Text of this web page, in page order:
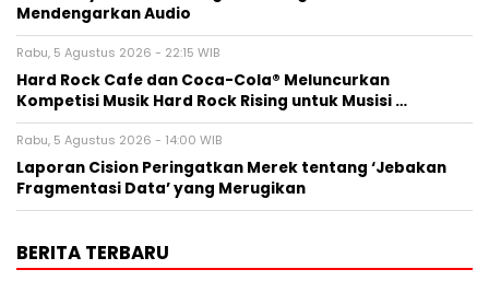
Mendengarkan Audio
Rabu, 5 Agustus 2026 - 22:15 WIB
Hard Rock Cafe dan Coca-Cola® Meluncurkan
Kompetisi Musik Hard Rock Rising untuk Musisi …
Rabu, 5 Agustus 2026 - 14:00 WIB
Laporan Cision Peringatkan Merek tentang ‘Jebakan
Fragmentasi Data’ yang Merugikan
BERITA TERBARU